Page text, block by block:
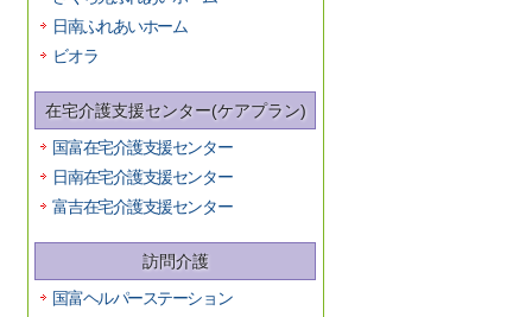
日南ふれあいホーム
ビオラ
在宅介護支援センター(ケアプラン)
国富在宅介護支援センター
日南在宅介護支援センター
富吉在宅介護支援センター
訪問介護
国富ヘルパーステーション